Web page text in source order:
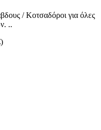
/ Κοτσαδόροι για όλες
..